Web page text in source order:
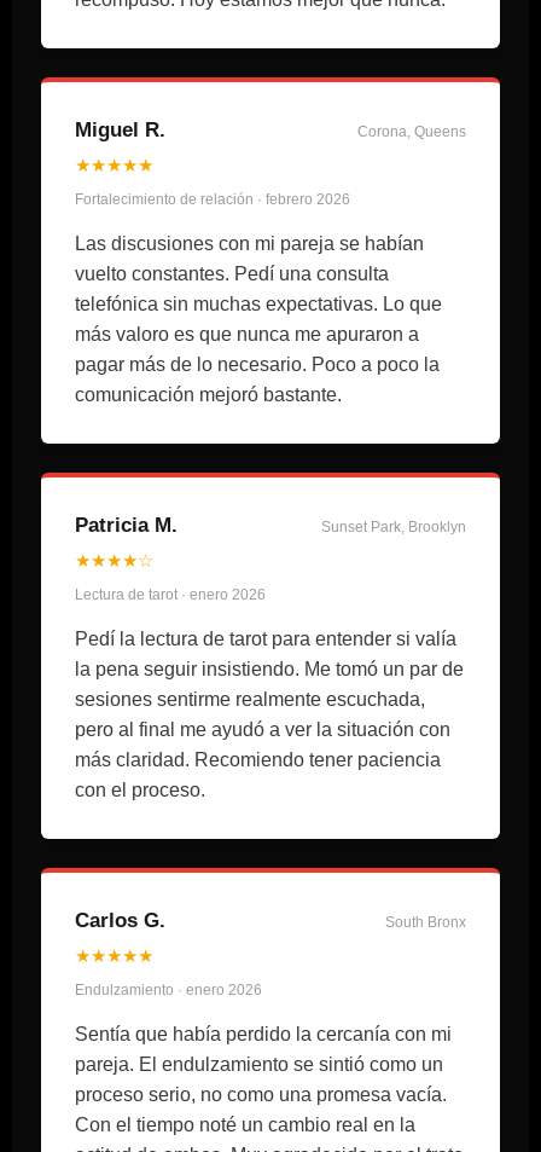
Miguel R. Corona, Queens
★★★★★
Fortalecimiento de relación · febrero 2026
Las discusiones con mi pareja se habían
vuelto constantes. Pedí una consulta
telefónica sin muchas expectativas. Lo que
más valoro es que nunca me apuraron a
pagar más de lo necesario. Poco a poco la
comunicación mejoró bastante.
Patricia M. Sunset Park, Brooklyn
★★★★☆
Lectura de tarot · enero 2026
Pedí la lectura de tarot para entender si valía
la pena seguir insistiendo. Me tomó un par de
sesiones sentirme realmente escuchada,
pero al final me ayudó a ver la situación con
más claridad. Recomiendo tener paciencia
con el proceso.
Carlos G. South Bronx
★★★★★
Endulzamiento · enero 2026
Sentía que había perdido la cercanía con mi
pareja. El endulzamiento se sintió como un
proceso serio, no como una promesa vacía.
Con el tiempo noté un cambio real en la